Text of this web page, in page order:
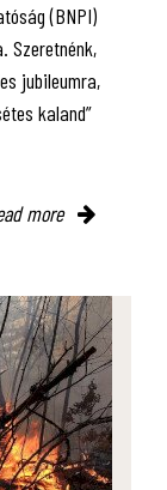
(BNPI)
Szeretnénk,
jubileumra,
kaland”
more